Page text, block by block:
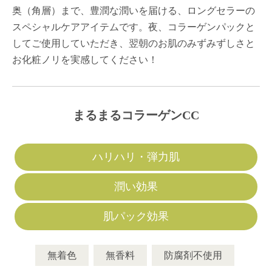
奥（角層）まで、豊潤な潤いを届ける、ロングセラーの
スペシャルケアアイテムです。夜、コラーゲンパックと
してご使用していただき、翌朝のお肌のみずみずしさと
お化粧ノリを実感してください！
まるまるコラーゲンCC
ハリハリ・弾力肌
潤い効果
肌パック効果
無着色 無香料 防腐剤不使用